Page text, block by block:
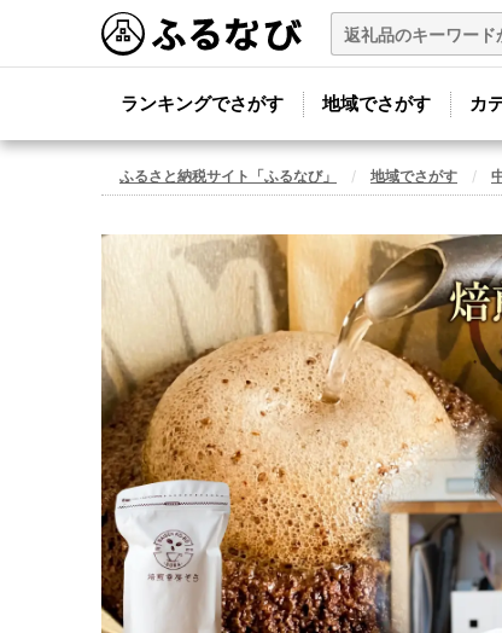
ランキングでさがす 地域でさがす カ
ふるさと納税サイト「ふるなび」 地域でさがす